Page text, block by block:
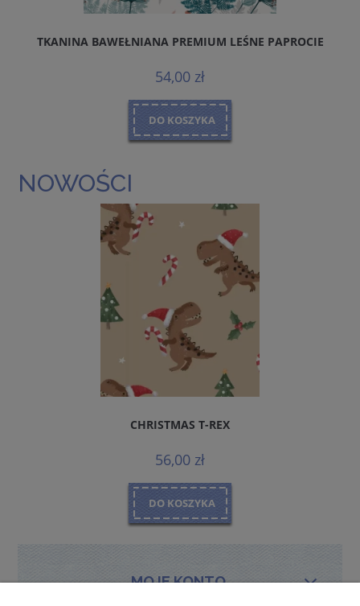
TKANINA BAWEŁNIANA PREMIUM LEŚNE PAPROCIE
54,00 zł
DO KOSZYKA
NOWOŚCI
CHRISTMAS T-REX
56,00 zł
DO KOSZYKA
MOJE KONTO